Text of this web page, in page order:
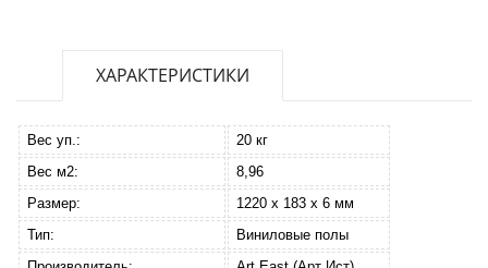
ХАРАКТЕРИСТИКИ
Вес уп.:
20 кг
Вес м2:
8,96
Размер:
1220 х 183 х 6 мм
Тип:
Виниловые полы